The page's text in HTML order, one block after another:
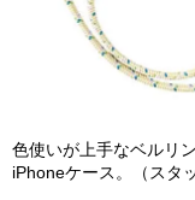
色使いが上手なベルリ
iPhoneケース。（スタ